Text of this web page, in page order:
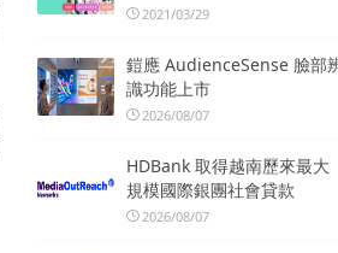
2021/03/29
鎧應 AudienceSense 臉部
識功能上市
2026/08/07
HDBank 取得越南歷來最大
規模國際銀團社會貸款
2026/08/07